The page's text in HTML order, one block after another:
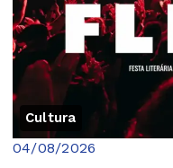
Cultura
04/08/2026